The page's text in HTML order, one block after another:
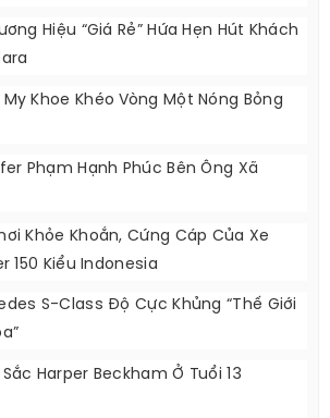
Hiệu “giá Rẻ” Hứa Hẹn Hút Khách
My Khoe Khéo Vòng Một Nóng Bỏng
Phạm Hạnh Phúc Bên Ông Xã
Khỏe Khoắn, Cứng Cáp Của Xe
150 Kiểu Indonesia
S-Class Độ Cực Khủng “Thế Giới
Sắc Harper Beckham Ở Tuổi 13